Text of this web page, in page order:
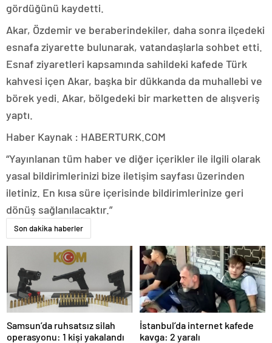
gördüğünü kaydetti.
Akar, Özdemir ve beraberindekiler, daha sonra ilçedeki
esnafa ziyarette bulunarak, vatandaşlarla sohbet etti.
Esnaf ziyaretleri kapsamında sahildeki kafede Türk
kahvesi içen Akar, başka bir dükkanda da muhallebi ve
börek yedi. Akar, bölgedeki bir marketten de alışveriş
yaptı.
Haber Kaynak : HABERTURK.COM
“Yayınlanan tüm haber ve diğer içerikler ile ilgili olarak
yasal bildirimlerinizi bize iletişim sayfası üzerinden
iletiniz. En kısa süre içerisinde bildirimlerinize geri
dönüş sağlanılacaktır.”
Son dakika haberler
Samsun’da ruhsatsız silah
operasyonu: 1 kişi yakalandı
İstanbul’da internet kafede
kavga: 2 yaralı